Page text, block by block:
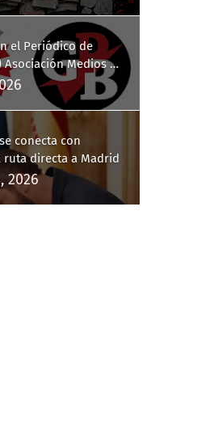
el Periódico de
Asociación Medios de
conecta con
ruta directa a Madrid
2026